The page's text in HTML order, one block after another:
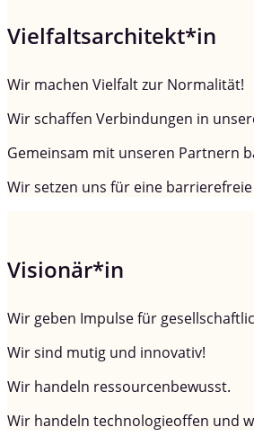
Vielfaltsarchitekt*in
Wir machen Vielfalt zur Normalität!
Wir schaffen Verbindungen in
Gemeinsam mit unseren Partnern
Wir setzen uns für eine
Visionär*in
Wir geben Impulse für
Wir sind mutig und innovativ!
Wir handeln ressourcenbewusst.
Wir handeln technologieoffen und